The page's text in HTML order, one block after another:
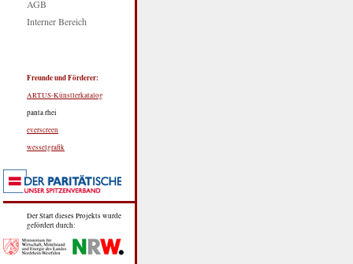
AGB
Interner Bereich
Freunde und Förderer:
ARTUS-Künstlerkatalog
panta rhei
everscreen
wesselgrafik
Der Start dieses Projekts wurde
gefördert durch: